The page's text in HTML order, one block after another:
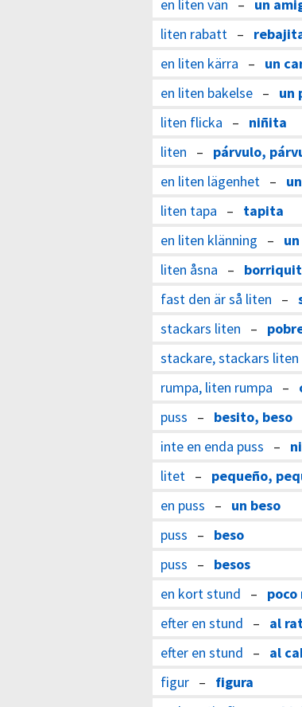
en liten vän – un
liten rabatt –
en liten kärra – un
en liten bakelse – un
liten flicka – niñita
liten – párvulo,
en liten lägenhet –
liten tapa – tapita
en liten klänning –
liten åsna –
fast den är så liten –
stackars liten –
stackare, stackars liten
rumpa, liten rumpa –
puss – besito, beso
inte en enda puss –
litet – pequeño,
en puss – un beso
puss – beso
puss – besos
en kort stund –
efter en stund – al
efter en stund – al
figur – figura